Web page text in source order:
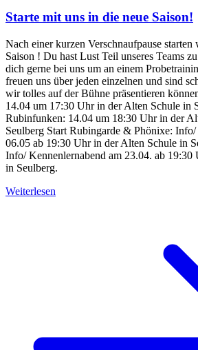
Starte mit uns in die neue Saison!
Nach einer kurzen Verschnaufpause
Saison ! Du hast Lust Teil unseres Teams
dich gerne bei uns um an einem
freuen uns über jeden einzelnen und sind
wir tolles auf der Bühne präsentieren
14.04 um 17:30 Uhr in der Alten Schule in
Rubinfunken: 14.04 um 18:30 Uhr in der
Seulberg Start Rubingarde & Phönixe:
06.05 ab 19:30 Uhr in der Alten Schule in
Info/ Kennenlernabend am 23.04. ab
in Seulberg.
Weiterlesen